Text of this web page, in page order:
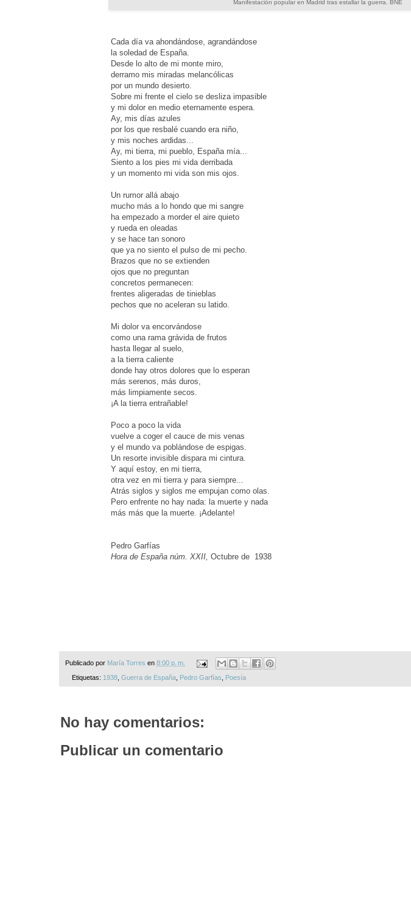
Manifestación popular en Madrid tras estallar la guerra. BNE
Cada día va ahondándose, agrandándose
la soledad de España.
Desde lo alto de mi monte miro,
derramo mis miradas melancólicas
por un mundo desierto.
Sobre mi frente el cielo se desliza impasible
y mi dolor en medio eternamente espera.
Ay, mis días azules
por los que resbalé cuando era niño,
y mis noches ardidas...
Ay, mi tierra, mi pueblo, España mía...
Siento a los pies mi vida derribada
y un momento mi vida son mis ojos.
Un rumor allá abajo
mucho más a lo hondo que mi sangre
ha empezado a morder el aire quieto
y rueda en oleadas
y se hace tan sonoro
que ya no siento el pulso de mi pecho.
Brazos que no se extienden
ojos que no preguntan
concretos permanecen:
frentes aligeradas de tinieblas
pechos que no aceleran su latido.
Mi dolor va encorvándose
como una rama grávida de frutos
hasta llegar al suelo,
a la tierra caliente
donde hay otros dolores que lo esperan
más serenos, más duros,
más limpiamente secos.
¡A la tierra entrañable!
Poco a poco la vida
vuelve a coger el cauce de mis venas
y el mundo va poblándose de espigas.
Un resorte invisible dispara mi cintura.
Y aquí estoy, en mi tierra,
otra vez en mi tierra y para siempre...
Atrás siglos y siglos me empujan como olas.
Pero enfrente no hay nada: la muerte y nada
más más que la muerte. ¡Adelante!
Pedro Garfías
Hora de España núm. XXII,Octubre de 1938
Publicado por María Torres en 8:00 p. m.
Etiquetas: 1938, Guerra de España, Pedro Garfías Poesía
No hay comentarios:
Publicar un comentario